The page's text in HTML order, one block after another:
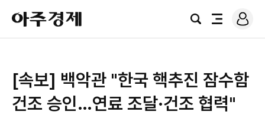
아
주
경
검
전
로
그
[속보] 백악관 "한국 핵추진 잠수함
건조 승인…연료 조달·건조 협력"